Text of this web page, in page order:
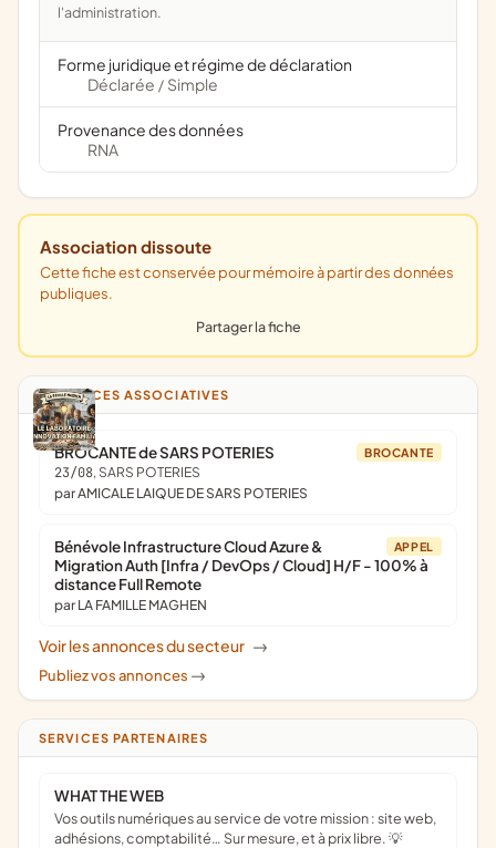
l'administration.
Forme juridique et régime de déclaration
Déclarée / Simple
Provenance des données
RNA
Association dissoute
Cette fiche est conservée pour mémoire à partir des données
publiques.
Partager la fiche
ANNONCES ASSOCIATIVES
BROCANTE
BROCANTE de SARS POTERIES
23/08, SARS POTERIES
par AMICALE LAIQUE DE SARS POTERIES
APPEL
Bénévole Infrastructure Cloud Azure &
Migration Auth [Infra / DevOps / Cloud] H/F - 100% à
distance Full Remote
par LA FAMILLE MAGHEN
Voir les annonces du secteur ->
Publiez vos annonces ->
SERVICES PARTENAIRES
WHAT THE WEB
Vos outils numériques au service de votre mission : site web,
adhésions, comptabilité… Sur mesure, et à prix libre. 💡